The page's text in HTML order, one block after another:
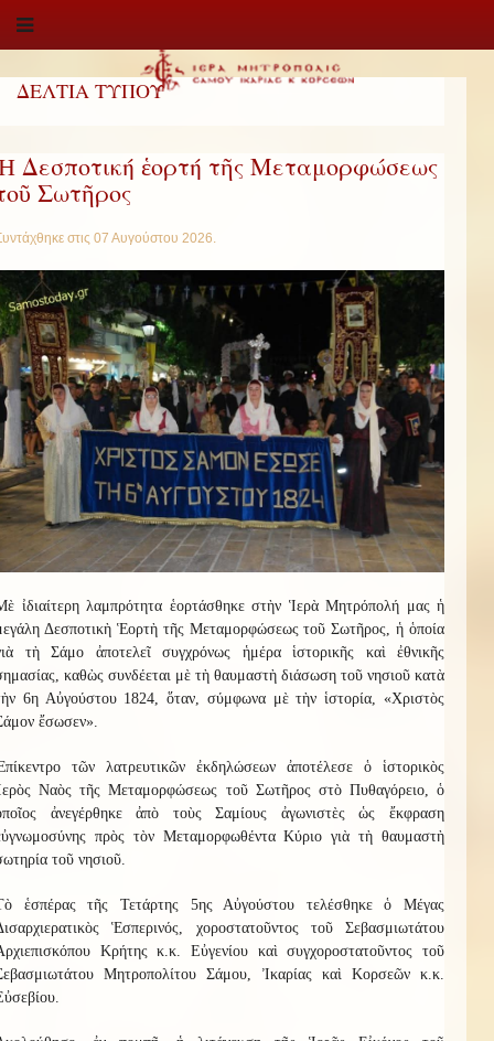
ΔΕΛΤΙΑ ΤΥΠΟΥ
Δεσποτική ἑορτή τῆς Μεταμορφώσεως
Σωτῆρος
στις 07 Αυγούστου 2026.
ἰδιαίτερη λαμπρότητα ἑορτάσθηκε στὴν Ἱερὰ Μητρόπολή μας ἡ
Δεσποτικὴ Ἑορτὴ τῆς Μεταμορφώσεως τοῦ Σωτῆρος, ἡ ὁποία
τὴ Σάμο ἀποτελεῖ συγχρόνως ἡμέρα ἱστορικῆς καὶ ἐθνικῆς
καθὼς συνδέεται μὲ τὴ θαυμαστὴ διάσωση τοῦ νησιοῦ κατὰ
6η Αὐγούστου 1824, ὅταν, σύμφωνα μὲ τὴν ἱστορία, «Χριστὸς
ἔσωσεν».
τῶν λατρευτικῶν ἐκδηλώσεων ἀποτέλεσε ὁ ἱστορικὸς
Ναὸς τῆς Μεταμορφώσεως τοῦ Σωτῆρος στὸ Πυθαγόρειο, ὁ
ἀνεγέρθηκε ἀπὸ τοὺς Σαμίους ἀγωνιστὲς ὡς ἔκφραση
πρὸς τὸν Μεταμορφωθέντα Κύριο γιὰ τὴ θαυμαστὴ
τοῦ νησιοῦ.
ἑσπέρας τῆς Τετάρτης 5ης Αὐγούστου τελέσθηκε ὁ Μέγας
Ἑσπερινός, χοροστατοῦντος τοῦ Σεβασμιωτάτου
Κρήτης κ.κ. Εὐγενίου καὶ συγχοροστατοῦντος τοῦ
Μητροπολίτου Σάμου, Ἰκαρίας καὶ Κορσεῶν κ.κ.